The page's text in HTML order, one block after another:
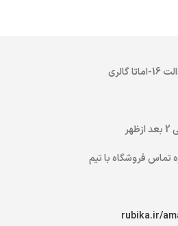
تماسفروشگاه با تیم
rubika.ir/